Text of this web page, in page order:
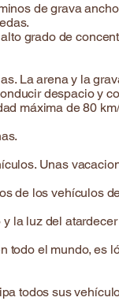
de grava
grado de
La arena y la
despacio y
máxima de 80
Unas
de los vehículos
la luz del
todo el mundo, es
todos sus